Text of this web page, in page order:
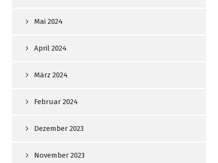
Mai 2024
April 2024
März 2024
Februar 2024
Dezember 2023
November 2023